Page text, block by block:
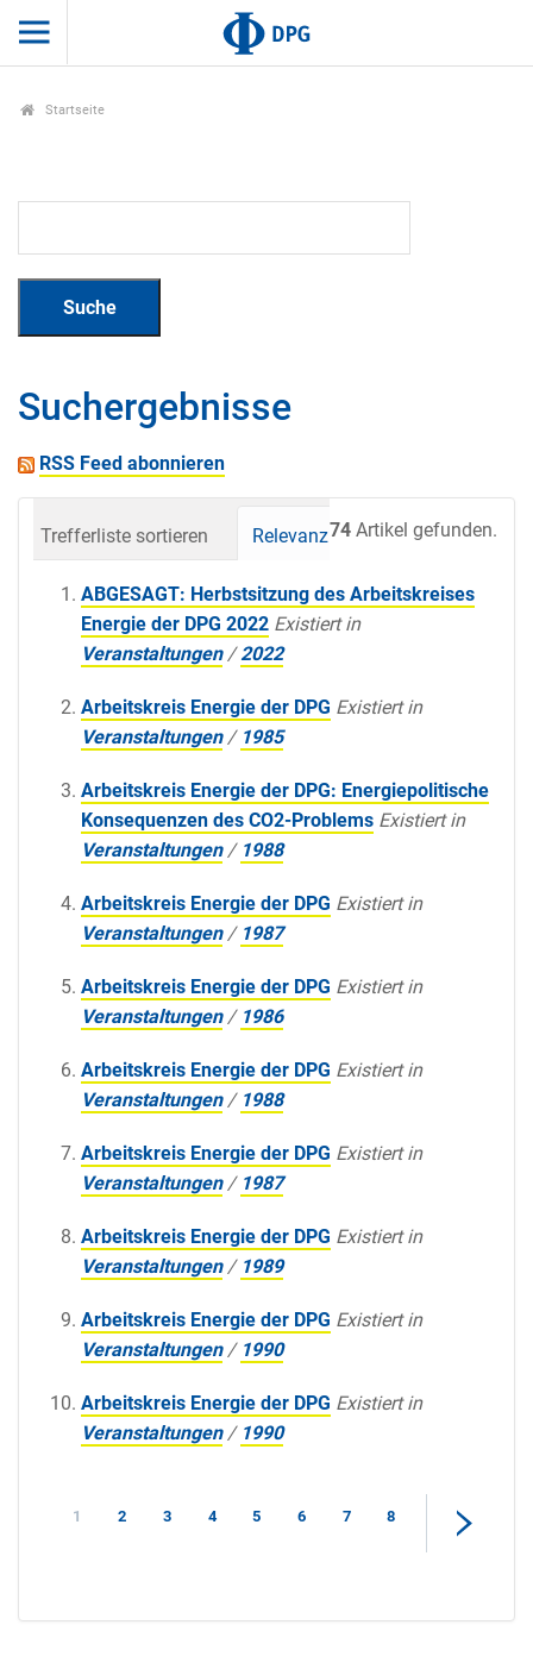
Startseite
Suchergebnisse
RSS Feed abonnieren
74 Artikel gefunden.
Trefferliste sortieren Relevanz Datum
ABGESAGT: Herbstsitzung des Arbeitskreises
Energie der DPG 2022 Existiert in
Veranstaltungen /2022
Arbeitskreis Energie der DPG Existiert in
Veranstaltungen / 1985
Arbeitskreis Energie der DPG: Energiepolitische
Konsequenzen des CO2-Problems Existiert in
Veranstaltungen / 1988
Arbeitskreis Energie der DPG Existiert in
Veranstaltungen / 1987
Arbeitskreis Energie der DPG Existiert in
Veranstaltungen / 1986
Arbeitskreis Energie der DPG Existiert in
Veranstaltungen / 1988
Arbeitskreis Energie der DPG Existiert in
Veranstaltungen / 1987
Arbeitskreis Energie der DPG Existiert in
Veranstaltungen / 1989
Arbeitskreis Energie der DPG Existiert in
Veranstaltungen / 1990
Arbeitskreis Energie der DPG Existiert in
Veranstaltungen / 1990
1 2 3 4 5 6 7 8